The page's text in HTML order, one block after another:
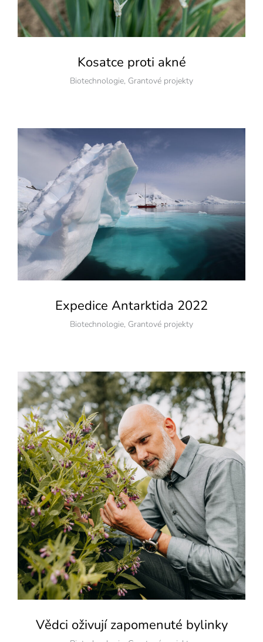
Kosatce proti akné
Biotechnologie, Grantové projekty
Expedice Antarktida 2022
Biotechnologie, Grantové projekty
Vědci oživují zapomenuté bylinky